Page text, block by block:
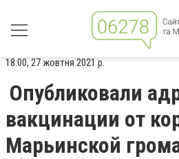
18:00, 27 жовтня 2021 р.
Опубликовали
вакцинации от
Марьинской